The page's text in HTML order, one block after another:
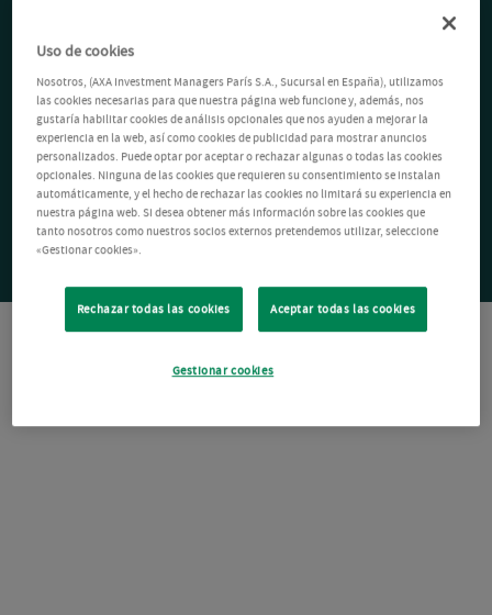
Uso de cookies
Nosotros, (AXA Investment Managers París S.A., Sucursal en España), utilizamos
las cookies necesarias para que nuestra página web funcione y, además, nos
gustaría habilitar cookies de análisis opcionales que nos ayuden a mejorar la
experiencia en la web, así como cookies de publicidad para mostrar anuncios
personalizados. Puede optar por aceptar o rechazar algunas o todas las cookies
opcionales. Ninguna de las cookies que requieren su consentimiento se instalan
automáticamente, y el hecho de rechazar las cookies no limitará su experiencia en
nuestra página web. Si desea obtener más información sobre las cookies que
tanto nosotros como nuestros socios externos pretendemos utilizar, seleccione
«Gestionar cookies».
Rechazar todas las cookies Aceptar todas las cookies
Gestionar cookies